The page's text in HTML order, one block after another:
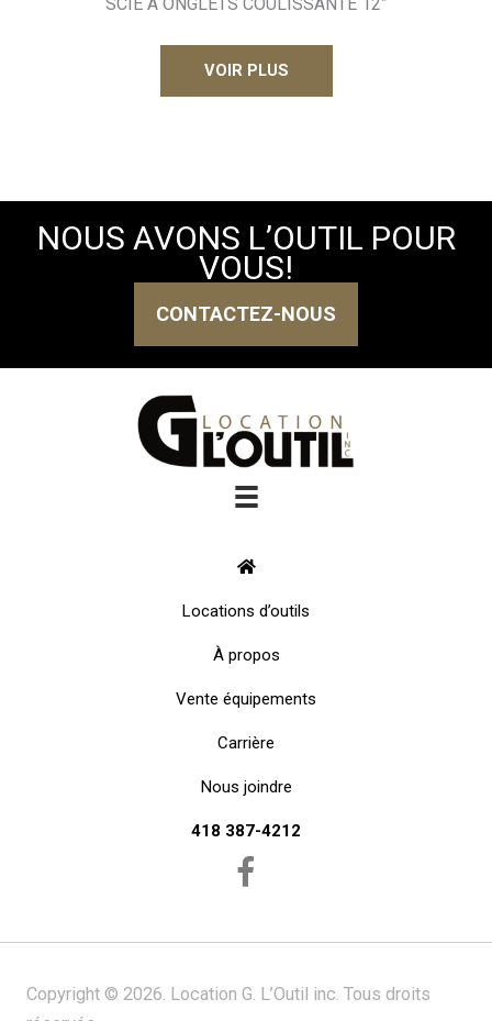
VOIR PLUS
NOUS AVONS L’OUTIL POUR
VOUS!
CONTACTEZ-NOUS
Locations d’outils
À propos
Vente équipements
Carrière
Nous joindre
418 387-4212
Copyright © 2026. Location G. L’Outil inc. Tous droits